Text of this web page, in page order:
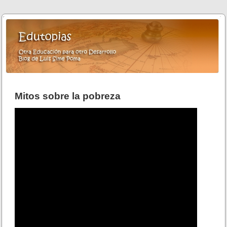
Mitos sobre la pobreza